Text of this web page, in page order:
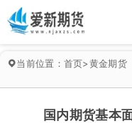
当前位置： 首页>黄金期货
国内期货基本